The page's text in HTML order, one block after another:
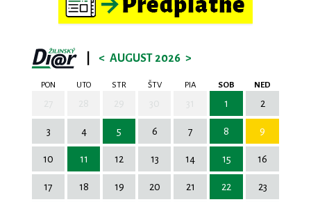
< AUGUST 2026 >
PON UTO STR ŠTV PIA SOB NED
1 2
3 4 5 6 7 8 9
10 11 12 13 14 15 16
17 18 19 20 21 22 23